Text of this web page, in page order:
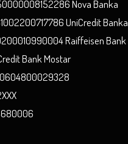
Nova Banka
UniCredit Banka
Raiffeisen Bank
Bank Mostar